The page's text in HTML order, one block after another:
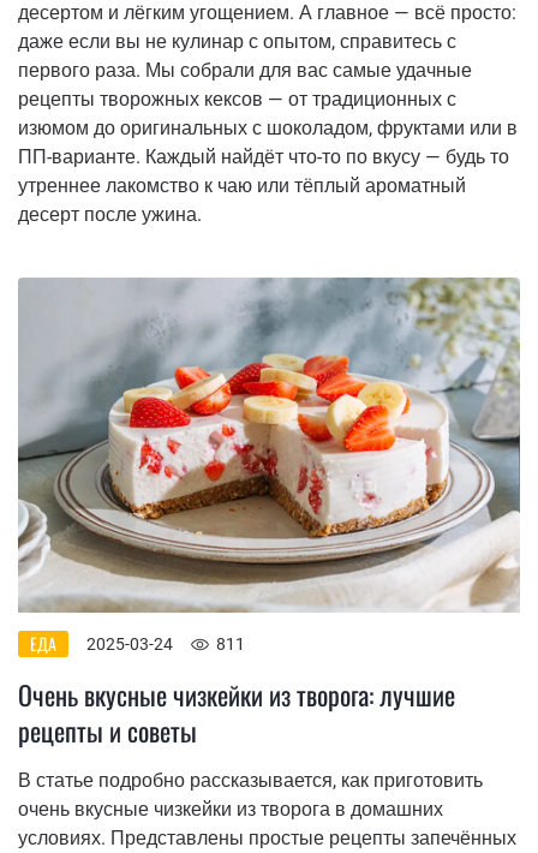
десертом и лёгким угощением. А главное — всё просто:
даже если вы не кулинар с опытом, справитесь с
первого раза. Мы собрали для вас самые удачные
рецепты творожных кексов — от традиционных с
изюмом до оригинальных с шоколадом, фруктами или в
ПП-варианте. Каждый найдёт что-то по вкусу — будь то
утреннее лакомство к чаю или тёплый ароматный
десерт после ужина.
ЕДА 2025-03-24 811
Очень вкусные чизкейки из творога: лучшие
рецепты и советы
В статье подробно рассказывается, как приготовить
очень вкусные чизкейки из творога в домашних
условиях. Представлены простые рецепты запечённых